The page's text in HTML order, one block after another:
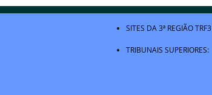
SITES DA 3ª REGIÃOTRF3
TRIBUNAIS SUPERIORES: